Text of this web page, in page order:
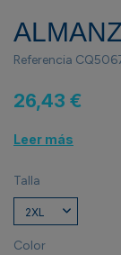
Referencia
26,43 €
Leer más
Talla
Color